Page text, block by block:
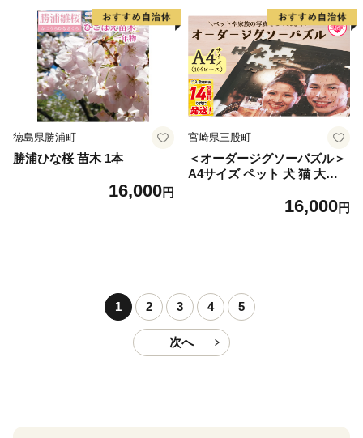
徳島県勝浦町
勝浦ひな桜 苗木 1本
16,000円
宮崎県三股町
＜オーダージグソーパズル＞
A4サイズ ペット 犬 猫 大切
赤ちゃん 家族 旅行 思い出 写
図書館】
16,000円
1 2 3 4 5
次へ